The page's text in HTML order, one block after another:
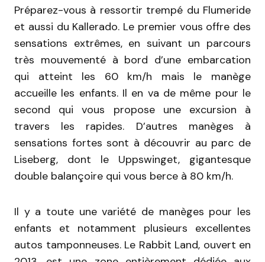
Préparez-vous à ressortir trempé du Flumeride
et aussi du Kallerado. Le premier vous offre des
sensations extrêmes, en suivant un parcours
très mouvementé à bord d’une embarcation
qui atteint les 60 km/h mais le manège
accueille les enfants. Il en va de même pour le
second qui vous propose une excursion à
travers les rapides. D’autres manèges à
sensations fortes sont à découvrir au parc de
Liseberg, dont le Uppswinget, gigantesque
double balançoire qui vous berce à 80 km/h.
Il y a toute une variété de manèges pour les
enfants et notamment plusieurs excellentes
autos tamponneuses. Le Rabbit Land, ouvert en